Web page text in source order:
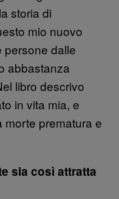
storia di
mio nuovo
persone dalle
abbastanza
libro descrivo
in vita mia, e
morte prematura e
sia così attratta